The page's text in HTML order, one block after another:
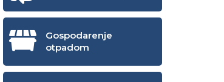
Gospodarenje
otpadom